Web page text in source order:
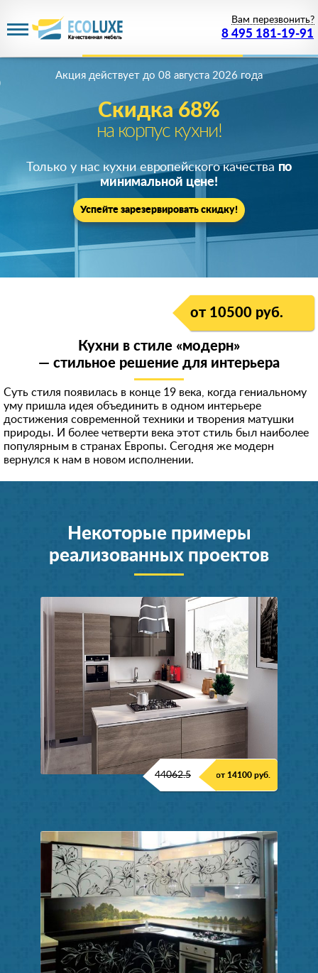
8 495 181-19-91
Вам перезвонить?
Скидка 68%
на корпус кухни!
Акция действует до 08 августа 2026 года
Только у нас кухни европейского качества по
минимальной цене!
Успейте зарезервировать скидку!
от 10500 руб.
Кухни в стиле «модерн»
— стильное решение для интерьера
Суть стиля появилась в конце 19 века, когда гениальному
уму пришла идея объединить в одном интерьере
достижения современной техники и творения матушки
природы. И более четверти века этот стиль был наиболее
популярным в странах Европы. Сегодня же модерн
вернулся к нам в новом исполнении.
Некоторые примеры
реализованных проектов
44062.5 от 14100 руб.